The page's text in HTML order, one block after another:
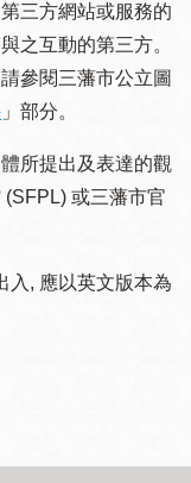
三方網站或服務的
之互動的第三方。
參閱三藩市公立圖
」部分。
所提出及表達的觀
或三藩市官
入, 應以英文版本為